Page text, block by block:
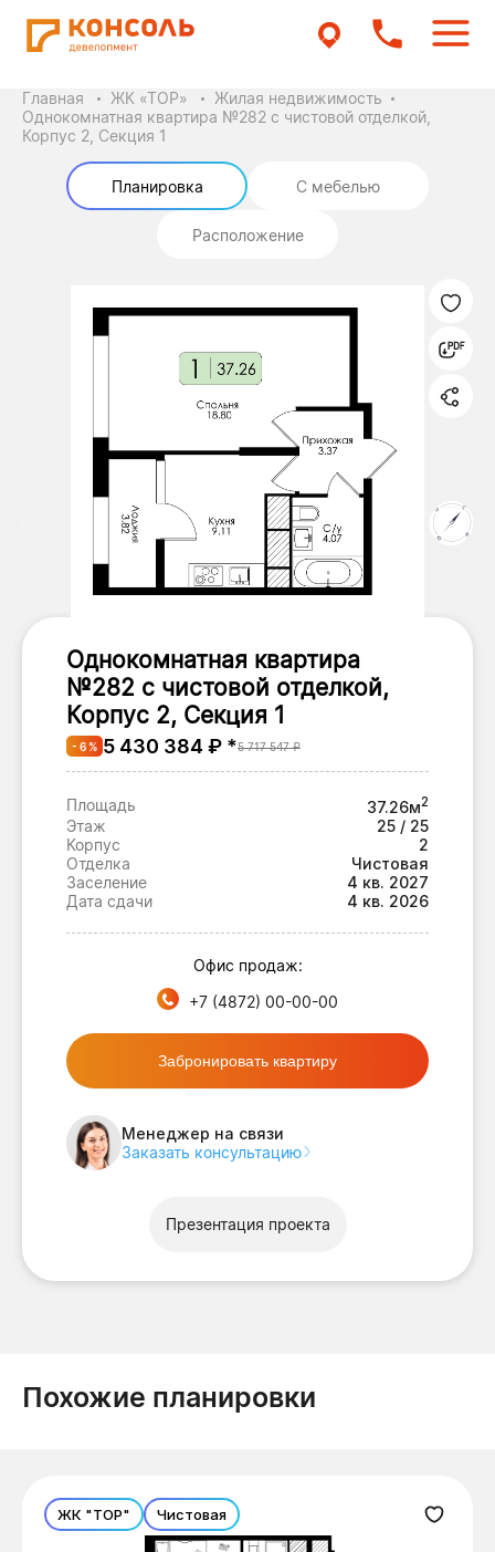
Главная ЖК «ТОР»
Жилая недвижимость
Однокомнатная квартира №282 с чистовой отделкой,
Корпус 2, Секция 1
Планировка С мебелью
Расположение
Однокомнатная квартира
№282 с чистовой отделкой,
Корпус 2, Секция 1
- 6 % 5 430 384 ₽ *5 717 547 ₽
Площадь 37.26м2
Этаж
25 / 25
Корпус
2
Отделка
Чистовая
Заселение
4 кв. 2027
Дата сдачи
4 кв. 2026
Офис продаж:
+7 (4872) 00-00-00
Забронировать квартиру
Менеджер на связи
Заказать консультацию
Презентация проекта
Похожие планировки
ЖК "ТОР" Чистовая